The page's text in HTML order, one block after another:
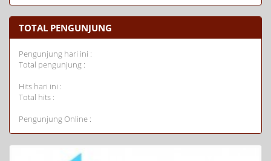
TOTAL PENGUNJUNG
Pengunjung hari ini :
Total pengunjung :
Hits hari ini :
Total hits :
Pengunjung Online :